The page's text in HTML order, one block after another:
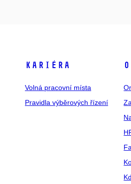
Kariéra
Volná pracovní místa
Pravidla výběrových řízení